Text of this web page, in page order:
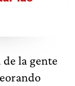
de la gente